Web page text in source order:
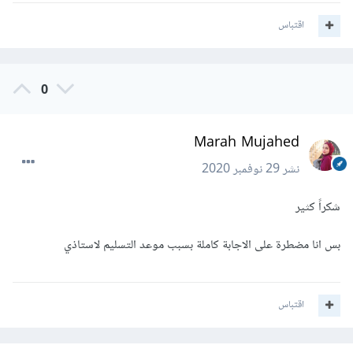
اقتباس
0
Marah Mujahed
نشر29 نوفمبر 2020
شكراً كثير
بس انا مضطرة على الاجابة كاملة بسبب موعد التسليم لاستاذي
اقتباس